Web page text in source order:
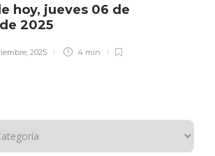
hoy, jueves 06 de
2025
2025 4 min